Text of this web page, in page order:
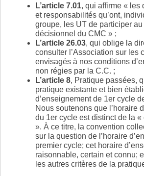
L’article 7.01, qui affirme « les
et responsabilités qu’ont,
groupe, les UT de participer
décisionnel du CMC » ;
L’article 26.03, qui oblige la
consulter l’Association sur les
envisagés à nos conditions
non régies par la C.C. ;
L’article 8, Pratique passées,
pratique existante et bien
d’enseignement de 1er cycle
Nous soutenons que l’horaire
du 1er cycle est distinct de la «
». À ce titre, la convention
sur la question de l’horaire
premier cycle; cet horaire
raisonnable, certain et connu;
les autres critères de la